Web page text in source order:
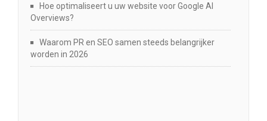
Hoe optimaliseert u uw website voor Google AI
Overviews?
Waarom PR en SEO samen steeds belangrijker
worden in 2026